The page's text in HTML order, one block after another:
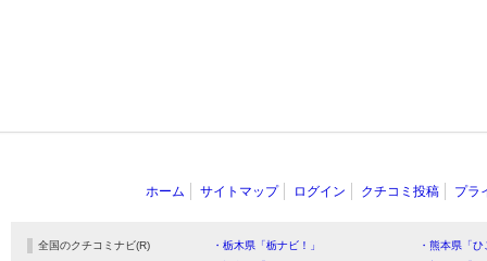
ホーム サイトマップ ログイン クチコミ投稿 プラ
全国のクチコミナビ(R) ・栃木県「栃ナビ！」
・熊本県「